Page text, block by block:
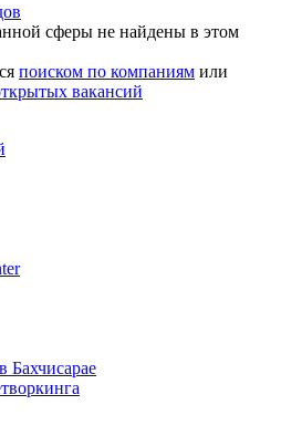
сферы не найдены в этом
поиском по компаниям или
вакансий
Бахчисарае